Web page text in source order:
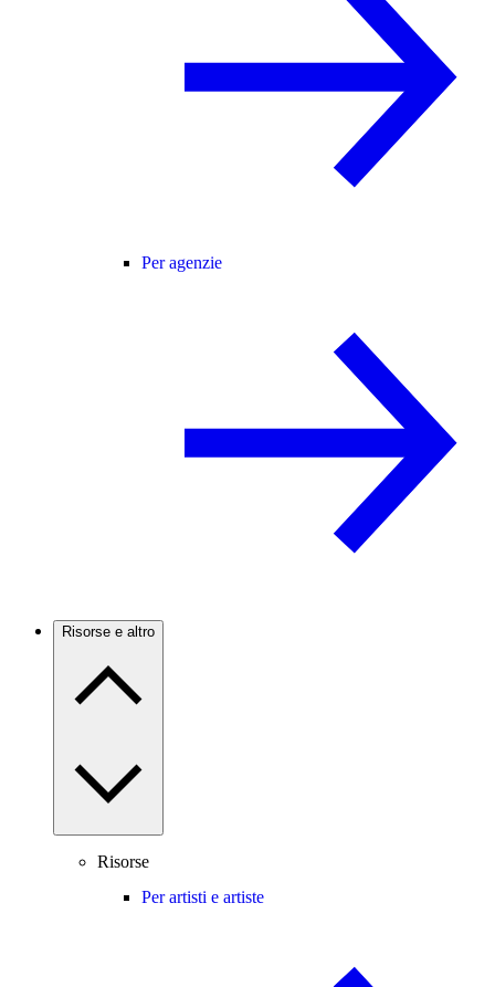
Per agenzie
Risorse e altro
Risorse
Per artisti e artiste